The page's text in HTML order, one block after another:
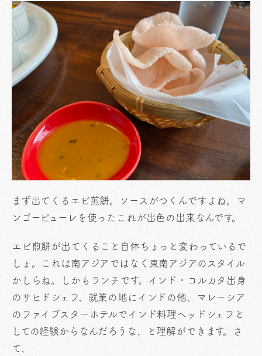
まず出てくるエビ煎餅。ソースがつくんですよね。マ
ンゴーピューレを使ったこれが出色の出来なんです。
エビ煎餅が出てくること自体ちょっと変わっているで
しょ。これは南アジアではなく東南アジアのスタイル
かしらね。しかもランチです。インド・コルカタ出身
のサヒドシェフ、就業の地にインドの他、マレーシア
のファイブスターホテルでインド料理ヘッドシェフと
しての経験からなんだろうな、と理解ができます。さ
て、